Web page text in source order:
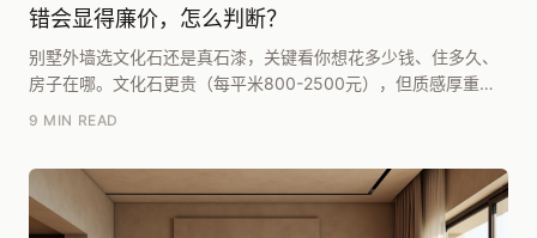
错会显得廉价，怎么判断？
别墅外墙选文化石还是真石漆，关键看你想花多少钱、住多久、
房子在哪。文化石更贵（每平米800-2500元），但质感厚重、
9 MIN READ